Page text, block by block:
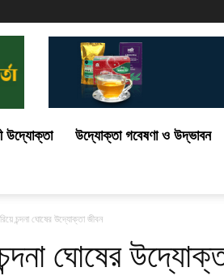
উদ্যোক্তা উদ্যোক্তা গবেষণা ও উদ্ভাবন
চন্দনা ঘোষের উদ্যোক্তা জীবন
ঘোষের